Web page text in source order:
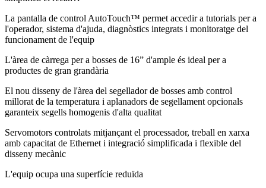
La pantalla de control AutoTouch™ permet accedir a tutorials per a
l'operador, sistema d'ajuda, diagnòstics integrats i monitoratge del
funcionament de l'equip
L'àrea de càrrega per a bosses de 16” d'ample és ideal per a
productes de gran grandària
El nou disseny de l'àrea del segellador de bosses amb control
millorat de la temperatura i aplanadors de segellament opcionals
garanteix segells homogenis d'alta qualitat
Servomotors controlats mitjançant el processador, treball en xarxa
amb capacitat de Ethernet i integració simplificada i flexible del
disseny mecànic
L'equip ocupa una superfície reduïda